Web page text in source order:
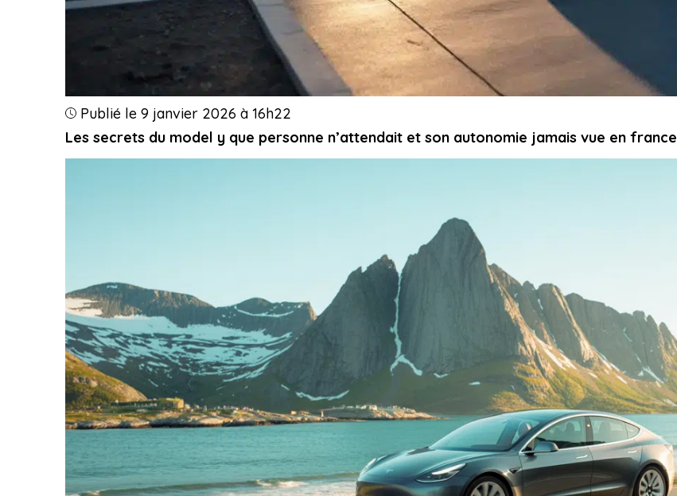
Les secrets du model y que personne n’attendait et son autonomie jamais vue en france
Publié le 9 janvier 2026 à 16h22